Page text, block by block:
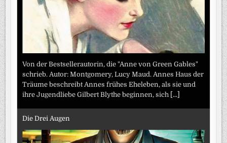
Von der Bestsellerautorin, die "Anne von Green Gables"
schrieb. Autor: Montgomery, Lucy Maud. Annes Haus der
Träume beschreibt Annes frühes Eheleben, als sie und
ihre Jugendliebe Gilbert Blythe beginnen, sich [...]
Die Drei Augen